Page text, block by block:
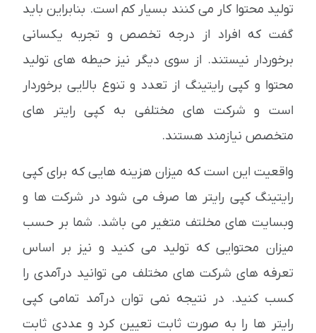
تولید محتوا کار می کنند بسیار کم است. بنابراین باید
گفت که افراد از درجه تخصص و تجربه یکسانی
برخوردار نیستند. از سوی دیگر نیز حیطه های تولید
محتوا و کپی رایتینگ از تعدد و تنوع بالایی برخوردار
است و شرکت های مختلفی به کپی رایتر های
متخصص نیازمند هستند.
واقعیت این است که میزان هزینه هایی که برای کپی
رایتینگ کپی رایتر ها صرف می شود در شرکت ها و
وبسایت های مخلتف متغیر می باشد. شما بر حسب
میزان محتوایی که تولید می کنید و نیز بر اساس
تعرفه های شرکت های مختلف می توانید درآمدی را
کسب کنید. در نتیجه نمی توان درآمد تمامی کپی
رایتر ها را به صورت ثابت تعیین کرد و عددی ثابت